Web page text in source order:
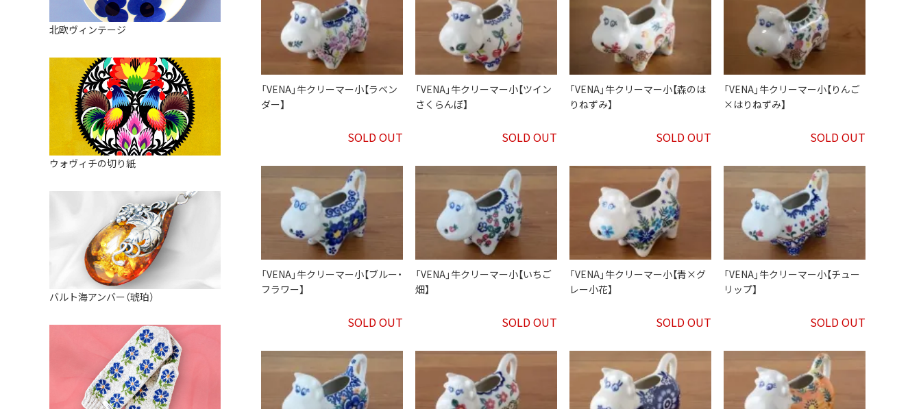
「VENA」牛クリーマー小【ラベン
ダー】
SOLD OUT
「VENA」牛クリーマー小【ツイン
さくらんぼ】
SOLD OUT
「VENA」牛クリーマー小【森のは
りねずみ】
SOLD OUT
「VENA」牛クリーマー小【りんご
×はりねずみ】
SOLD OUT
「VENA」牛クリーマー小【ブルー・
フラワー】
SOLD OUT
「VENA」牛クリーマー小【いちご
畑】
SOLD OUT
「VENA」牛クリーマー小【青×グ
レー小花】
SOLD OUT
「VENA」牛クリーマー小【チュー
リップ】
SOLD OUT
ミキシングボウル
すべて見る
アロマポット
バスケット
装飾用タイル・プレート
ミニチュア
天使さま
カードスタンド
マグネット
すべて見る
北欧ヴィンテージ
ウォヴィチの切り紙
バルト海アンバー（琥珀）